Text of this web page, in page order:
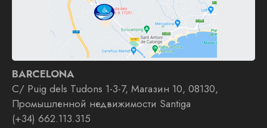
BARCELONA
C/ Puig dels Tudons 1-3-7, Магазин 10, 08130,
Промышленной недвижимости Santiga
(+34) 662.113.315